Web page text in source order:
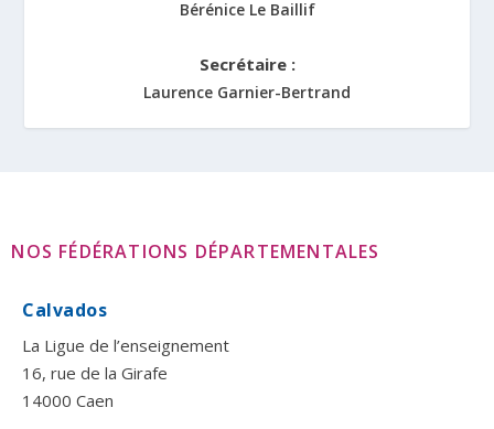
Bérénice Le Baillif
Secrétaire :
Laurence Garnier-Bertrand
NOS FÉDÉRATIONS DÉPARTEMENTALES
Calvados
La Ligue de l’enseignement
16, rue de la Girafe
14000 Caen